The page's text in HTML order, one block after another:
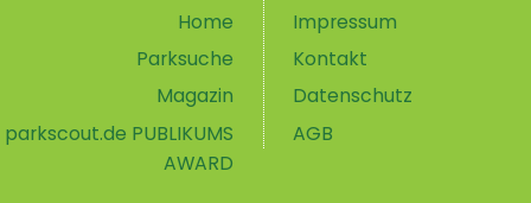
Home
Parksuche
Magazin
parkscout.de PUBLIKUMS
AWARD
Impressum
Kontakt
Datenschutz
AGB